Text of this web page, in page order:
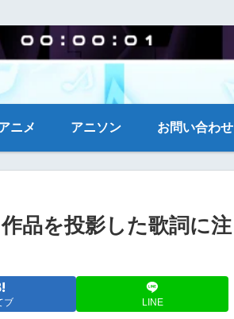
ニメ アニソン お問い合わせ
品を投影した歌詞に注
ブ LINE